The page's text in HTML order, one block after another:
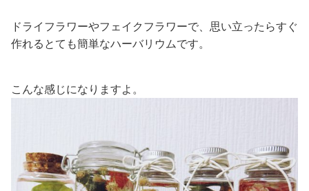
ドライフラワーやフェイクフラワーで、思い立ったらすぐ
作れるとても簡単なハーバリウムです。
こんな感じになりますよ。